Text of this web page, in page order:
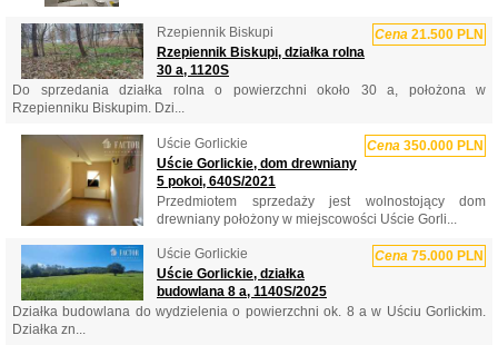
Rzepiennik Biskupi Cena 21.500 PLN
Rzepiennik Biskupi, działka rolna
30 a, 1120S
Do sprzedania działka rolna o powierzchni około 30 a, położona w
Rzepienniku Biskupim. Dzi...
Uście Gorlickie Cena 350.000 PLN
Uście Gorlickie, dom drewniany
5 pokoi, 640S/2021
Przedmiotem sprzedaży jest wolnostojący dom
drewniany położony w miejscowości Uście Gorli...
Uście Gorlickie Cena 75.000 PLN
Uście Gorlickie, działka
budowlana 8 a, 1140S/2025
Działka budowlana do wydzielenia o powierzchni ok. 8 a w Uściu Gorlickim.
Działka zn...